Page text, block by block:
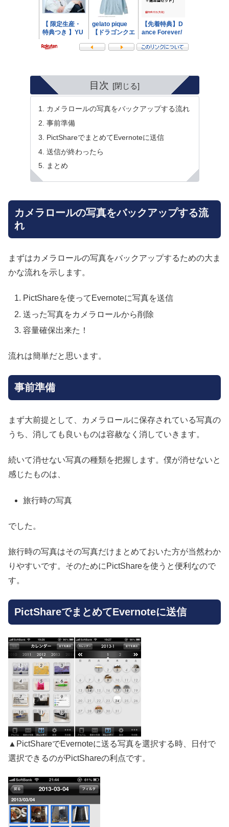
目次
カメラロールの写真をバックアップする流れ
事前準備
PictShareでまとめてEvernoteに送信
送信が終わったら
まとめ
カメラロールの写真をバックアップする流
れ
まずはカメラロールの写真をバックアップするための大ま
かな流れを示します。
PictShareを使ってEvernoteに写真を送信
送った写真をカメラロールから削除
容量確保出来た！
流れは簡単だと思います。
事前準備
まず大前提として、カメラロールに保存されている写真の
うち、消しても良いものは容赦なく消していきます。
続いて消せない写真の種類を把握します。僕が消せないと
感じたものは、
旅行時の写真
でした。
旅行時の写真はその写真だけまとめておいた方が当然わか
りやすいです。そのためにPictShareを使うと便利なので
す。
PictShareでまとめてEvernoteに送信
▲PictShareでEvernoteに送る写真を選択する時、日付で
選択できるのがPictShareの利点です。